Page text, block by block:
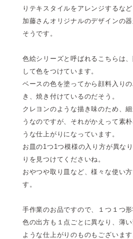
りテキスタイルをアレンジするな
加藤さんオリジナルのデザインの
そうです。
色絵シリーズと呼ばれるこちらは
して色をつけています。
ベースの色を塗ってから顔料入り
き、焼き付けているのだそう。
クレヨンのような描き味のため、
うなのですが、それがかえって素
うな仕上がりになっています。
お皿の1つ1つ模様の入り方が異な
りを見つけてくださいね。
おやつや取り皿など、様々な使い
す。
手作業のお品ですので、１つ１つ形
色の出方も１点ごとに異なり、薄
ような仕上がりのものもございます